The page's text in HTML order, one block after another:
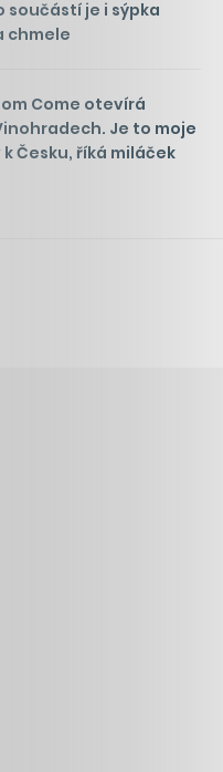
součástí je i sýpka
chmele
Come otevírá
Je to moje
Česku, říká miláček